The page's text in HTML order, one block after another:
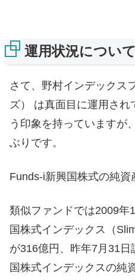
運用状況につい
さて、野村インデックス
ズ） は真面目に運用さ
う印象を持っていますが
ぶりです。
Funds-i新興国株式の純資
類似ファンドでは2009年
国株式インデックス（
が316億円、昨年7月31
国株式インデックスの純